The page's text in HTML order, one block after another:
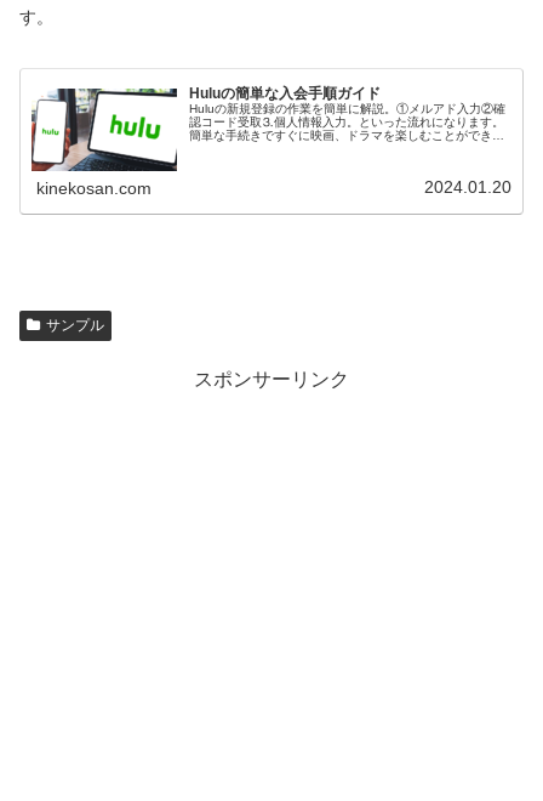
す。
Huluの簡単な入会手順ガイド
Huluの新規登録の作業を簡単に解説。①メルアド入力②確
認コード受取⒊個人情報入力。といった流れになります。
簡単な手続きですぐに映画、ドラマを楽しむことができま
kinekosan.com 2024.01.20
サンプル
スポンサーリンク